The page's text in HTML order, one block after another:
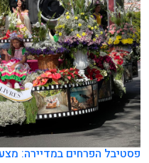
פסטיבל הפרחים במדיירה: